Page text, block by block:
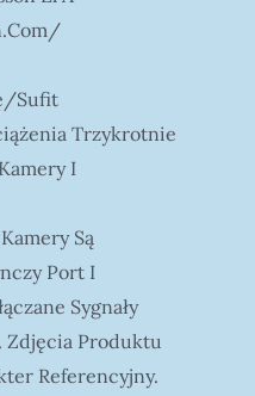
sufit
Trzykrotnie
I
Są
Port I
Sygnały
Produktu
Referencyjny.